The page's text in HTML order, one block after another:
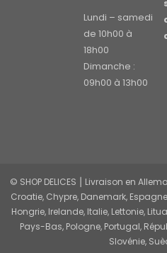
Lundi – samedi
de 10h00 à
18h00
Dimanche :
09h00 à 13h00
© SHOP DELICES ⎮ Livraison en
Croatie, Chypre, Danemark,
Hongrie, Irelande, Italie, Lettonie,
Pays-Bas, Pologne, Portugal,
Slovénie,